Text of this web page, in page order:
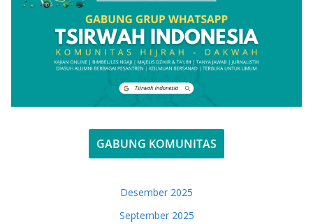
GABUNG KOMUNITAS
Desember 2025
September 2025